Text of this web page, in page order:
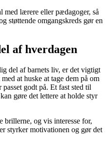
med lærere eller pædagoger, så
støttende omgangskreds gør en
af hverdagen
del af barnets liv, er det vigtigt
at huske at tage dem på om
godt på. Et fast sted til
gøre det lettere at holde styr
brillerne, og vis interesse for,
styrker motivationen og gør det